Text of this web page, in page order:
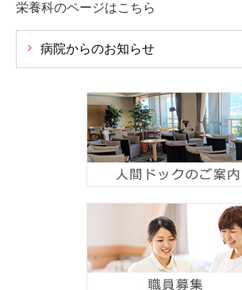
栄養科のページはこちら
病院からのお知らせ